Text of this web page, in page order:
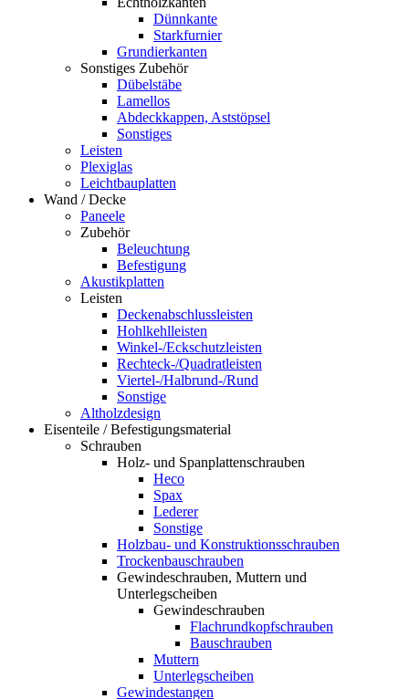
Dünnkante
Starkfurnier
Grundierkanten
Sonstiges Zubehör
Dübelstäbe
Lamellos
Abdeckkappen, Aststöpsel
Sonstiges
Leisten
Plexiglas
Leichtbauplatten
Wand / Decke
Paneele
Zubehör
Beleuchtung
Befestigung
Akustikplatten
Leisten
Deckenabschlussleisten
Hohlkehlleisten
Winkel-/Eckschutzleisten
Rechteck-/Quadratleisten
Viertel-/Halbrund-/Rund
Sonstige
Altholzdesign
Eisenteile / Befestigungsmaterial
Schrauben
Holz- und Spanplattenschrauben
Heco
Spax
Lederer
Sonstige
Holzbau- und Konstruktionsschrauben
Trockenbauschrauben
Gewindeschrauben, Muttern und
Unterlegscheiben
Gewindeschrauben
Flachrundkopfschrauben
Bauschrauben
Muttern
Unterlegscheiben
Gewindestangen